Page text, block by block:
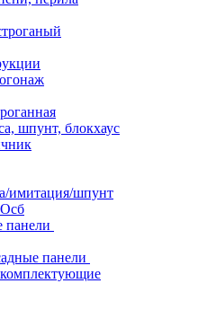
шпунт, блокхаус
имитация/шпунт
панели
панели